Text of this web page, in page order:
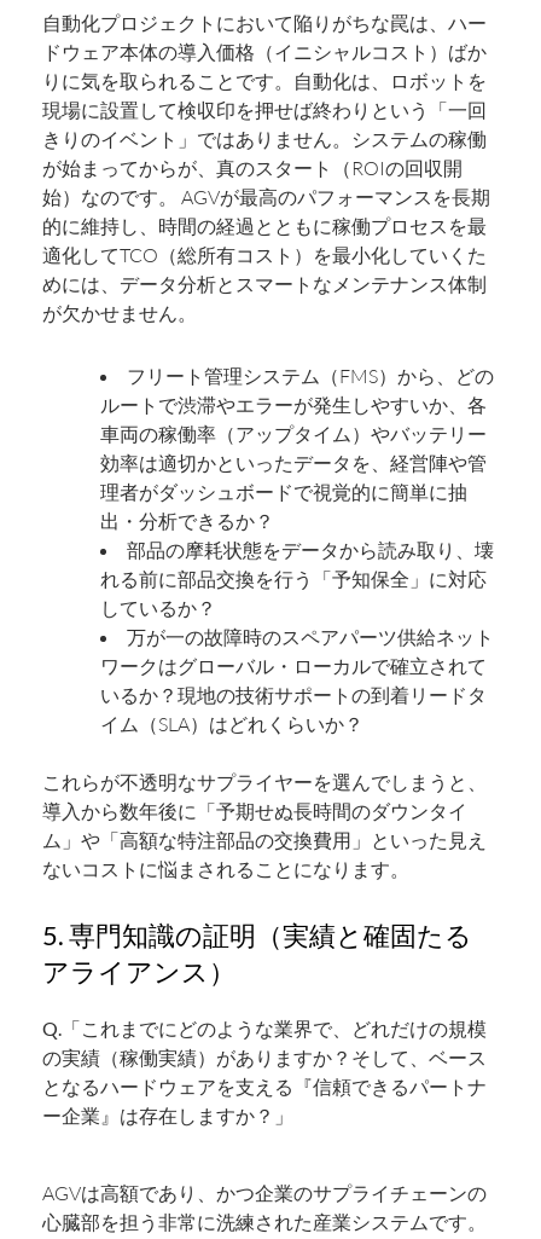
自動化プロジェクトにおいて陥りがちな罠は、ハー
ドウェア本体の導入価格（イニシャルコスト）ばか
りに気を取られることです。自動化は、ロボットを
現場に設置して検収印を押せば終わりという「一回
きりのイベント」ではありません。システムの稼働
が始まってからが、真のスタート（ROIの回収開
始）なのです。 AGVが最高のパフォーマンスを長期
的に維持し、時間の経過とともに稼働プロセスを最
適化してTCO（総所有コスト）を最小化していくた
めには、データ分析とスマートなメンテナンス体制
が欠かせません。
フリート管理システム（FMS）から、どの
ルートで渋滞やエラーが発生しやすいか、各
車両の稼働率（アップタイム）やバッテリー
効率は適切かといったデータを、経営陣や管
理者がダッシュボードで視覚的に簡単に抽
出・分析できるか？
部品の摩耗状態をデータから読み取り、壊
れる前に部品交換を行う「予知保全」に対応
しているか？
万が一の故障時のスペアパーツ供給ネット
ワークはグローバル・ローカルで確立されて
いるか？現地の技術サポートの到着リードタ
イム（SLA）はどれくらいか？
これらが不透明なサプライヤーを選んでしまうと、
導入から数年後に「予期せぬ長時間のダウンタイ
ム」や「高額な特注部品の交換費用」といった見え
ないコストに悩まされることになります。
5. 専門知識の証明（実績と確固たる
アライアンス）
Q.「これまでにどのような業界で、どれだけの規模
の実績（稼働実績）がありますか？そして、ベース
となるハードウェアを支える『信頼できるパートナ
ー企業』は存在しますか？」
AGVは高額であり、かつ企業のサプライチェーンの
心臓部を担う非常に洗練された産業システムです。